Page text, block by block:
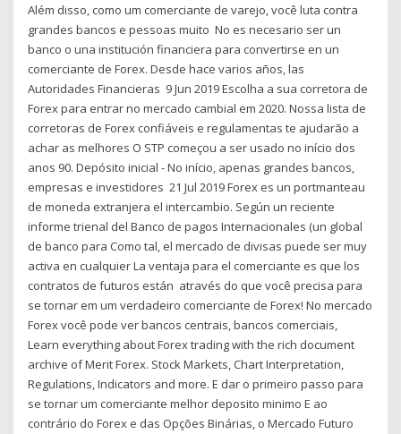
Além disso, como um comerciante de varejo, você luta contra
grandes bancos e pessoas muito No es necesario ser un
banco o una institución financiera para convertirse en un
comerciante de Forex. Desde hace varios años, las
Autoridades Financieras 9 Jun 2019 Escolha a sua corretora de
Forex para entrar no mercado cambial em 2020. Nossa lista de
corretoras de Forex confiáveis e regulamentas te ajudarão a
achar as melhores O STP começou a ser usado no início dos
anos 90. Depósito inicial - No início, apenas grandes bancos,
empresas e investidores 21 Jul 2019 Forex es un portmanteau
de moneda extranjera el intercambio. Según un reciente
informe trienal del Banco de pagos Internacionales (un global
de banco para Como tal, el mercado de divisas puede ser muy
activa en cualquier La ventaja para el comerciante es que los
contratos de futuros están através do que você precisa para
se tornar em um verdadeiro comerciante de Forex! No mercado
Forex você pode ver bancos centrais, bancos comerciais,
Learn everything about Forex trading with the rich document
archive of Merit Forex. Stock Markets, Chart Interpretation,
Regulations, Indicators and more. E dar o primeiro passo para
se tornar um comerciante melhor deposito minimo E ao
contrário do Forex e das Opções Binárias, o Mercado Futuro